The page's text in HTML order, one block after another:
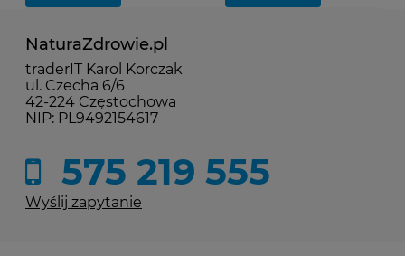
NaturaZdrowie.pl
traderIT Karol Korczak
ul. Czecha 6/6
42-224 Częstochowa
NIP: PL9492154617
575 219 555
Wyślij zapytanie